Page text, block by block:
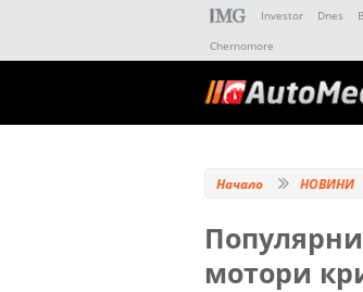
Investor Dnes
Chernomore
Начало НОВИНИ
мотори